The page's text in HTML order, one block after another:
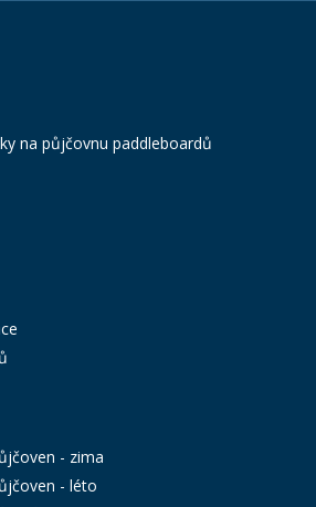
na půjčovnu paddleboardů
- zima
- léto